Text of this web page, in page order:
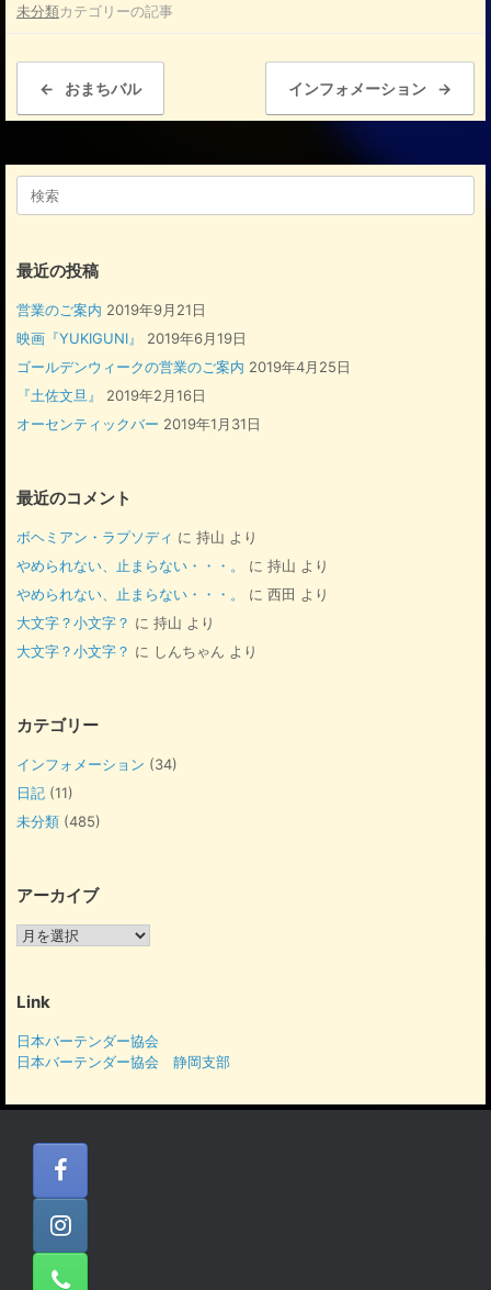
c
e
b
o
o
k
未分類カテゴリーの記事
投稿ナビゲーション
← おまちバル インフォメーション →
検
最近の投稿
営業のご案内 2019年9月21日
映画『YUKIGUNI』
2019年6月19日
ゴールデンウィークの営業のご案内 2019年4月25日
『土佐文旦』
2019年2月16日
オーセンティックバー 2019年1月31日
最近のコメント
ボヘミアン・ラプソディ に 持山 より
やめられない、止まらない・・・。
に 持山 より
やめられない、止まらない・・・。
に 西田 より
大文字？小文字？ に 持山 より
大文字？小文字？ に しんちゃん より
カテゴリー
インフォメーション (34)
日記 (11)
未分類 (485)
アーカイブ
ア
イ
Link
日本バーテンダー協会
日本バーテンダー協会 静岡支部